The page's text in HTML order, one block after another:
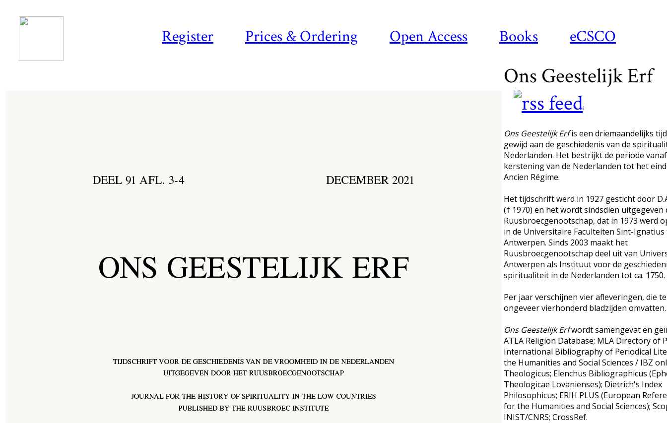
Register Prices & Ordering Open Access Books eCSCO
Ons Geestelijk Erf
?
Ons Geestelijk Erfis een driemaandelijks
gewijd aan de geschiedenis van de
Nederlanden. Het bestrijkt de periode
kerstening van de Nederlanden tot het
Ancien Régime.
Het tijdschrift werd in 1927 gesticht door
(† 1970) en het wordt sindsdien
Ruusbroecgenootschap, dat in 1973 werd
in de Universitaire Faculteiten Sint-Ignatius
Antwerpen. Sinds 2003 maakt het
Ruusbroecgenootschap deel uit van
Antwerpen als Instituut voor de
spiritualiteit in de Nederlanden tot ca. 1750.
Per jaar verschijnen vier afleveringen, die
ongeveer vierhonderd bladzijden omvatten.
Ons Geestelijk Erfwordt samengevat en
ATLA Religion Database; MLA Directory of
International Bibliography of Periodical
the Humanities and Social Sciences / IBZ
Theologicus; Elenchus Bibliographicus
Theologicae Lovanienses); Dietrich's Index
Philosophicus; ERIH PLUS (European
for the Humanities and Social Sciences);
INIST/CNRS; CrossRef.